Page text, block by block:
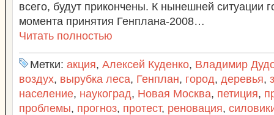
всего, будут прикончены. К нынешней ситуации
момента принятия Генплана-2008…
Читать полностью
Метки: акция, Алексей Куденко, Владимир
воздух, вырубка леса, Генплан, город, деревья,
население, наукоград, Новая Москва, петиция,
проблемы, прогноз, протест, реновация,